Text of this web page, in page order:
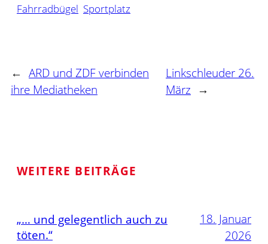
Fahrradbügel Sportplatz
← ARD und ZDF verbinden
ihre Mediatheken
Linkschleuder 26.
März →
WEITERE BEITRÄGE
„… und gelegentlich auch zu
töten.“
18. Januar
2026